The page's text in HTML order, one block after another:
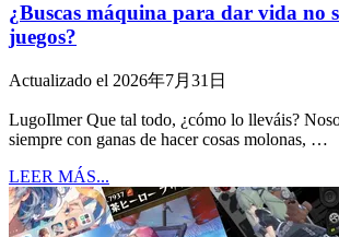
¿Buscas máquina para dar vida no
juegos?
Actualizado el 2026年7月31日
LugoIlmer Que tal todo, ¿cómo lo lleváis?
siempre con ganas de hacer cosas molonas, …
LEER MÁS...